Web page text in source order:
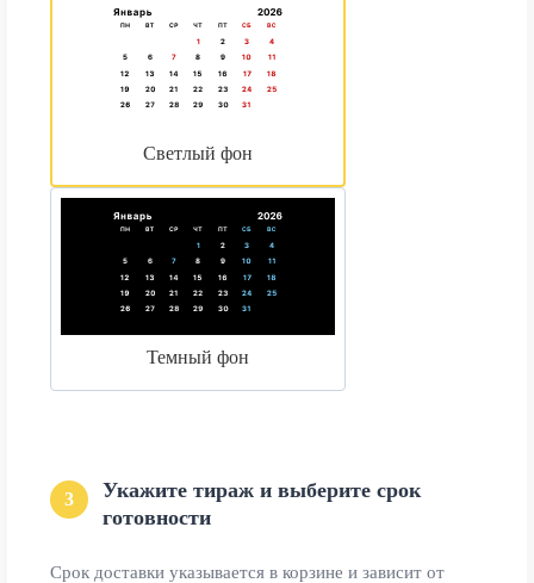
Светлый фон
Темный фон
3
Укажите тираж и выберите срок
готовности
Срок доставки указывается в корзине и зависит от